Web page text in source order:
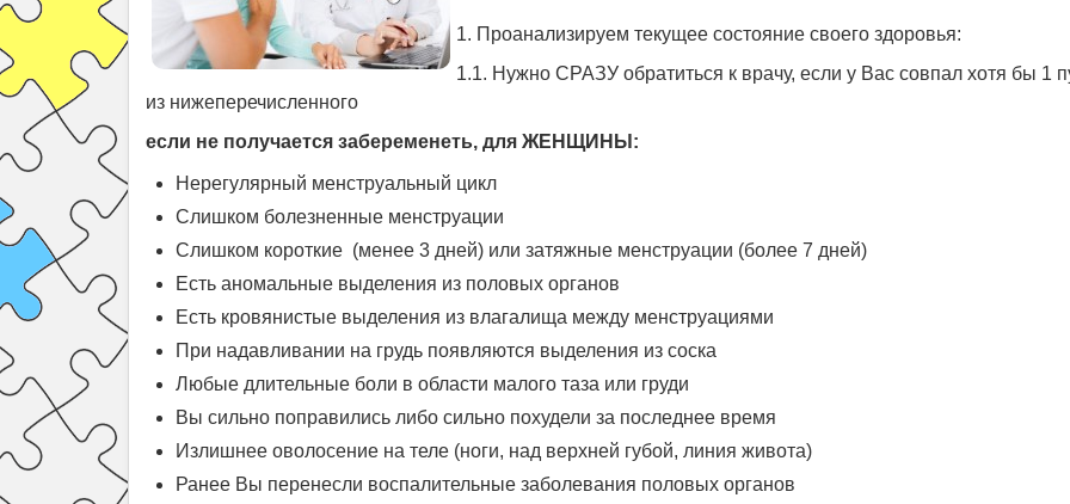
1. Проанализируем текущее состояние своего здоровья:
1.1. Нужно СРАЗУ обратиться к врачу, если у Вас совпал хотя бы 1
из нижеперечисленного
если не получается забеременеть, для ЖЕНЩИНЫ:
Нерегулярный менструальный цикл
Слишком болезненные менструации
Слишком короткие (менее 3 дней) или затяжные менструации (более 7 дней)
Есть аномальные выделения из половых органов
Есть кровянистые выделения из влагалища между менструациями
При надавливании на грудь появляются выделения из соска
Любые длительные боли в области малого таза или груди
Вы сильно поправились либо сильно похудели за последнее время
Излишнее оволосение на теле (ноги, над верхней губой, линия живота)
Ранее Вы перенесли воспалительные заболевания половых органов